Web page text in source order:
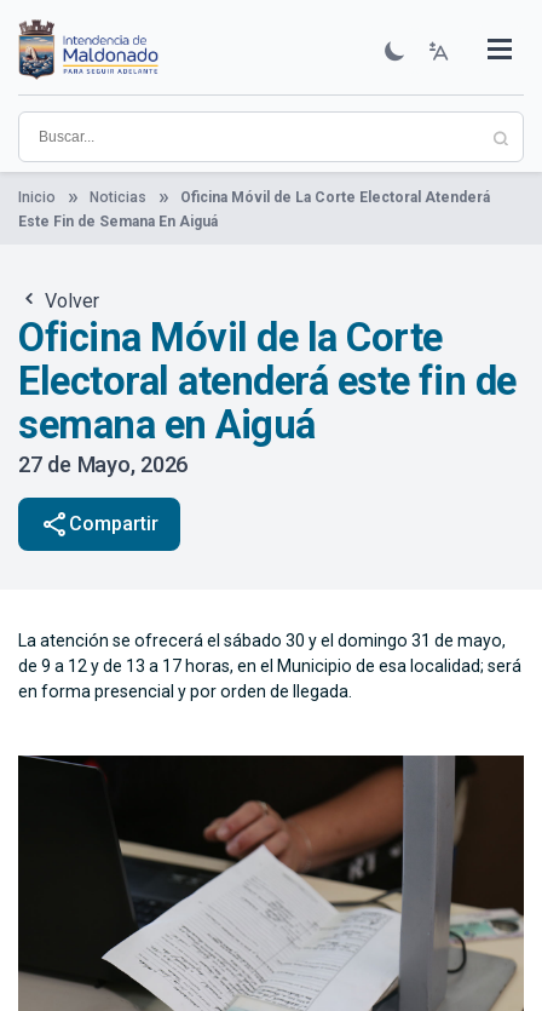
contenido
principal
Institucional
Municipios
Descubre Maldonado
Comunicación
Servicios
Guía De Trámites
Ver Noticias
Inicio Noticias
Oficina Móvil de La Corte Electoral Atenderá
Este Fin de Semana En Aiguá
Volver
Oficina Móvil de la Corte
Electoral atenderá este fin de
semana en Aiguá
27 de Mayo, 2026
share Compartir
La atención se ofrecerá el sábado 30 y el domingo 31 de mayo,
de 9 a 12 y de 13 a 17 horas, en el Municipio de esa localidad; será
en forma presencial y por orden de llegada.